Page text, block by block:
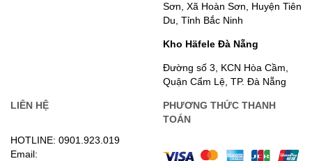
Sơn, Xã Hoàn Sơn, Huyện Tiên
Du, Tỉnh Bắc Ninh
Kho Häfele Đà Nẵng
Đường số 3, KCN Hòa Cầm,
Quận Cẩm Lệ, TP. Đà Nẵng
LIÊN HỆ
HOTLINE: 0901.923.019
Email:
PHƯƠNG THỨC THANH
TOÁN